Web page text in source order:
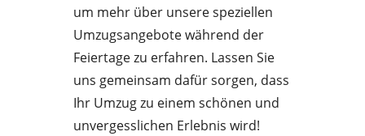
um mehr über unsere speziellen
Umzugsangebote während der
Feiertage zu erfahren. Lassen Sie
uns gemeinsam dafür sorgen, dass
Ihr Umzug zu einem schönen und
unvergesslichen Erlebnis wird!